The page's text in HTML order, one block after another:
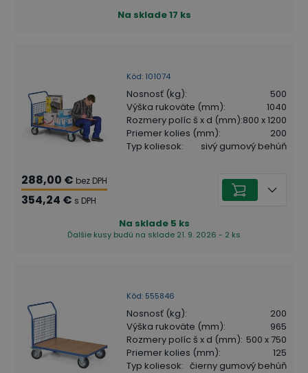
Na sklade17 ks
Kód: 101074
Nosnosť (kg):
500
Výška rukoväte (mm):
1040
Rozmery políc š x d (mm):800 x 1200
Priemer kolies (mm):
200
Typ koliesok: sivý gumový behúň
288,00 € bez DPH
354,24 € s DPH
Na sklade 5 ks
Ďalšie kusy budú na sklade 21. 9. 2026 - 2 ks
Kód: 555846
Nosnosť (kg):
200
Výška rukoväte (mm):
965
Rozmery políc š x d (mm): 500 x 750
Priemer kolies (mm):
125
Typ koliesok: čierny gumový behúň